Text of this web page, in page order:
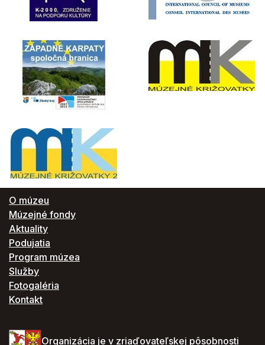
O múzeu
Múzejné fondy
Aktuality
Podujatia
Program múzea
Služby
Fotogaléria
Kontakt
Organizácia je v zriaďovateľskej pôsobnosti